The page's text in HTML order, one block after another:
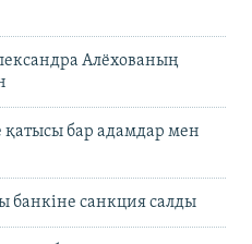
Алёхованың
қатысы бар адамдар мен
банкіне санкция салды